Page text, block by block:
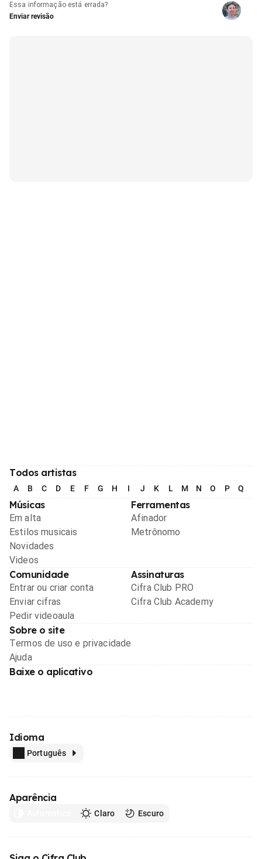
Essa informação está errada?
Enviar revisão
Todos artistas
A B C D E F G H I J K L M N O P Q
Músicas
Em alta
Estilos musicais
Novidades
Videos
Ferramentas
Afinador
Metrônomo
Comunidade
Entrar ou criar conta
Enviar cifras
Pedir videoaula
Assinaturas
Cifra Club PRO
Cifra Club Academy
Sobre o site
Termos de uso e privacidade
Ajuda
Baixe o aplicativo
Idioma
Português
Aparência
Claro Escuro